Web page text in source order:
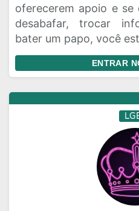
oferecerem apoio e se
desabafar, trocar
bater um papo, você
ENTRAR